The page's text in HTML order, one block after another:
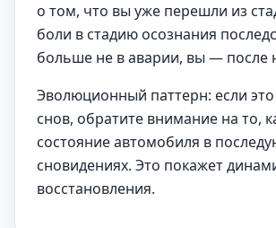
о том, что вы уже перешли из
боли в стадию осознания
больше не в аварии, вы — после
Эволюционный паттерн: если
снов, обратите внимание на то,
состояние автомобиля в
сновидениях. Это покажет
восстановления.